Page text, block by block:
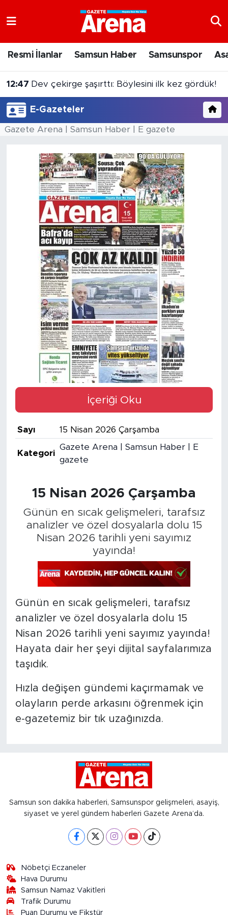
Resmi İlanlar Samsun Haber Samsunspor
12:47 Dev çekirge şaşırttı: Böylesini ilk kez gördük!
E-Gazeteler
Gazete Arena | Samsun Haber | E gazete
İçeriği Oku
Sayı 15 Nisan 2026 Çarşamba
Kategori
Gazete Arena | Samsun Haber | E
gazete
15 Nisan 2026 Çarşamba
Günün en sıcak gelişmeleri, tarafsız
analizler ve özel dosyalarla dolu 15
Nisan 2026 tarihli yeni sayımız
yayında!
Günün en sıcak gelişmeleri, tarafsız
analizler ve özel dosyalarla dolu 15
Nisan 2026 tarihli yeni sayımız yayında!
Hayata dair her şeyi dijital sayfalarımıza
taşıdık.
Hızla değişen gündemi kaçırmamak ve
olayların perde arkasını öğrenmek için
e-gazetemiz bir tık uzağınızda.
Samsun son dakika haberleri, Samsunspor gelişmeleri, asayiş,
siyaset ve yerel gündem haberleri Gazete Arena’da.
Nöbetçi Eczaneler
Hava Durumu
Samsun Namaz Vakitleri
Trafik Durumu
Puan Durumu ve Fikstür
Samsun Namaz Vakitleri
Tüm Manşetler
Son Dakika Haberleri
Haber Arşivi